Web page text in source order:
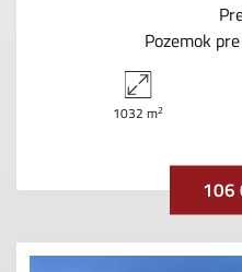
Pozemok
1032 m2
106